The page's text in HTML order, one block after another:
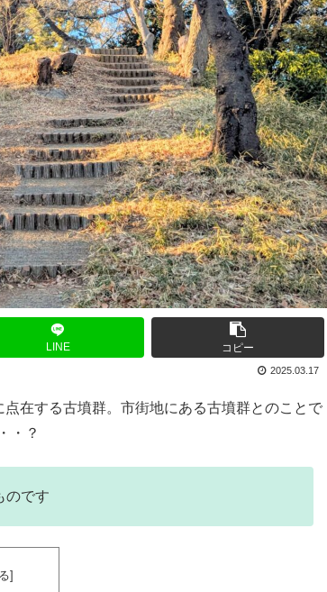
LINE コピー
2025.03.17
在する古墳群。市街地にある古墳群とのことで
・？
のです